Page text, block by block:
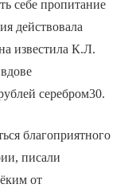
себе пропитание
действовала
известила К.Л.
серебром30.
благоприятного
писали
от